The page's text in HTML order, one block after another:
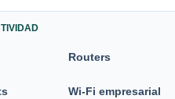
Routers
Wi-Fi empresarial